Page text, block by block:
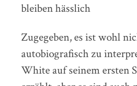
bleiben hässlich
Zugegeben, es ist wohl
autobiografisch zu
White auf seinem ersten